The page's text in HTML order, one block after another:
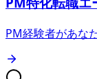
PM経験者があな